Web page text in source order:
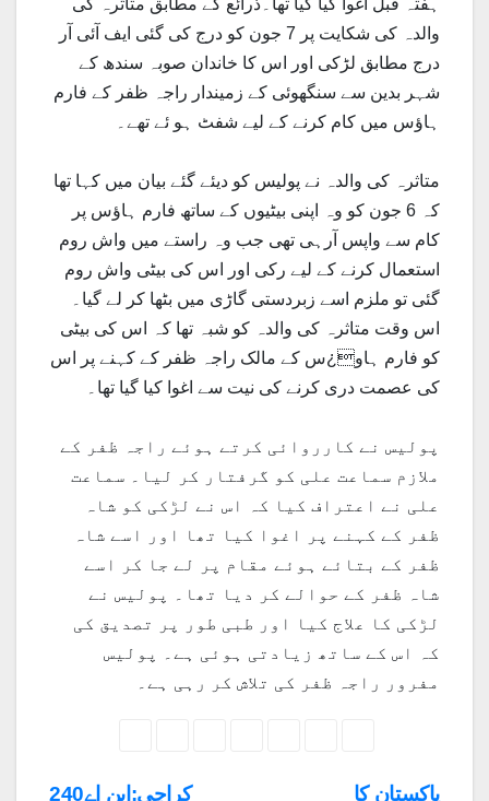
ہفتہ قبل اغوا کیا گیا تھا۔ذرائع کے مطابق متاثرہ کی
والدہ کی شکایت پر 7 جون کو درج کی گئی ایف آئی آر
درج مطابق لڑکی اور اس کا خاندان صوبہ سندھ کے
شہر بدین سے سنگھوئی کے زمیندار راجہ ظفر کے فارم
ہاؤس میں کام کرنے کے لیے شفٹ ہو ئے تھے۔
متاثرہ کی والدہ نے پولیس کو دیئے گئے بیان میں کہا تھا
کہ 6 جون کو وہ اپنی بیٹیوں کے ساتھ فارم ہاؤس پر
کام سے واپس آرہی تھی جب وہ راستے میں واش روم
استعمال کرنے کے لیے رکی اور اس کی بیٹی واش روم
گئی تو ملزم اسے زبردستی گاڑی میں بٹھا کر لے گیا۔
اس وقت متاثرہ کی والدہ کو شبہ تھا کہ اس کی بیٹی
کو فارم ہاو¿س کے مالک راجہ ظفر کے کہنے پر اس
کی عصمت دری کرنے کی نیت سے اغوا کیا گیا تھا۔
پولیس نے کارروائی کرتے ہوئے راجہ ظفر کے
ملازم سماعت علی کو گرفتار کر لیا۔ سماعت
علی نے اعتراف کیا کہ اس نے لڑکی کو شاہ
ظفر کے کہنے پر اغوا کیا تھا اور اسے شاہ
ظفر کے بتائے ہوئے مقام پر لے جا کر اسے
شاہ ظفر کے حوالے کر دیا تھا۔ پولیس نے
لڑکی کا علاج کیا اور طبی طور پر تصدیق کی
کہ اس کے ساتھ زیادتی ہوئی ہے۔ پولیس
مفرور راجہ ظفر کی تلاش کر رہی ہے۔
پاکستان کا
کراچی:این اے240